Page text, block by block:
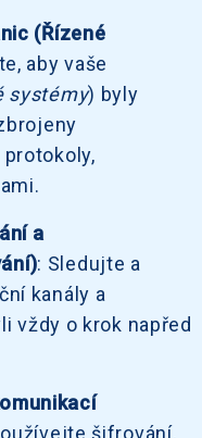
(Řízené
aby vaše
systémy) byly
a
: Sledujte a
kanály a
vždy o krok napřed